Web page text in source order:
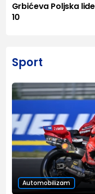
Grbićeva Poljska
10
Sport
Automobilizam